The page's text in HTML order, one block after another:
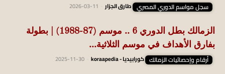
سجل مواسم الدوري المصري طارق الجزار 2026-03-11
الزمالك بطل الدوري 6 .. موسم (87-1988) | بطولة
بفارق الأهداف في موسم الثلاثية...
أرقام وإحصائيات الزمالك كورابيديا - koraapedia 2025-11-30